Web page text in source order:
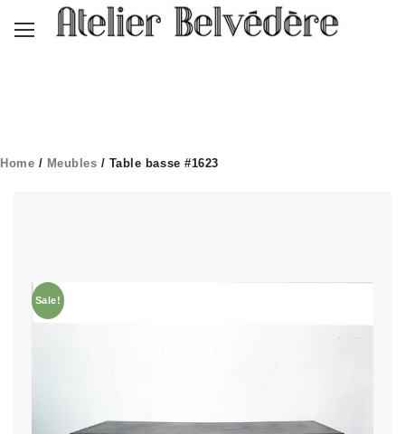
Home / Meubles / Table basse #1623
Sale!